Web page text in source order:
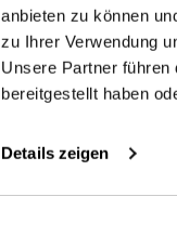
anbieten zu können
zu Ihrer Verwendung
Unsere Partner
bereitgestellt haben
Details zeigen